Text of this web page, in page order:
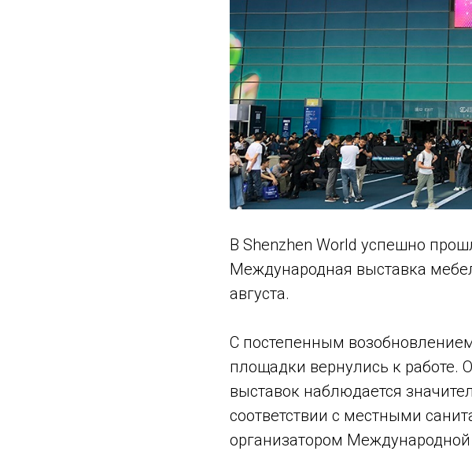
В Shenzhen World успешно
Международная выставка
августа.
С постепенным
площадки вернулись к работе.
выставок наблюдается
соответствии с местными
организатором